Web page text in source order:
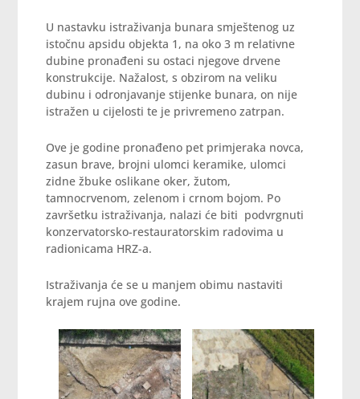
U nastavku istraživanja bunara smještenog uz
istočnu apsidu objekta 1, na oko 3 m relativne
dubine pronađeni su ostaci njegove drvene
konstrukcije. Nažalost, s obzirom na veliku
dubinu i odronjavanje stijenke bunara, on nije
istražen u cijelosti te je privremeno zatrpan.
Ove je godine pronađeno pet primjeraka novca,
zasun brave, brojni ulomci keramike, ulomci
zidne žbuke oslikane oker, žutom,
tamnocrvenom, zelenom i crnom bojom. Po
završetku istraživanja, nalazi će biti podvrgnuti
konzervatorsko-restauratorskim radovima u
radionicama HRZ-a.
Istraživanja će se u manjem obimu nastaviti
krajem rujna ove godine.